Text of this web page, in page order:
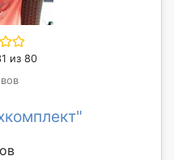
из 80